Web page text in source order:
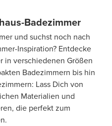
Badezimmer
und suchst noch nach
Inspiration? Entdecke
in verschiedenen Größen
Badezimmern bis hin
Lass Dich von
Materialien und
die perfekt zum